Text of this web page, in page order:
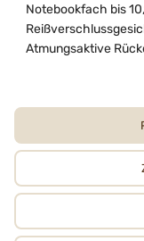
Notebookfach bis
Atmungsaktive